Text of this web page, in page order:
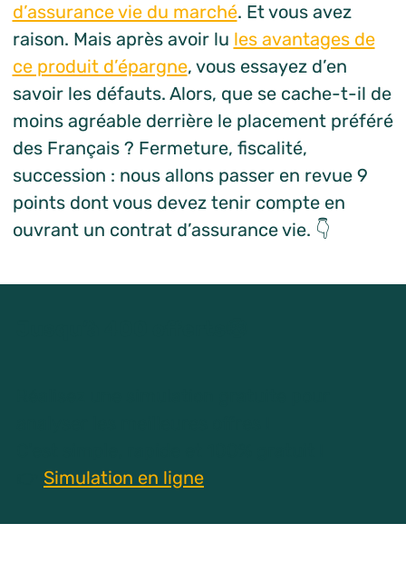
d’assurance vie du marché. Et vous avez
raison. Mais après avoir lu les avantages de
ce produit d’épargne, vous essayez d’en
savoir les défauts. Alors, que se cache-t-il de
moins agréable derrière le placement préféré
des Français ? Fermeture, fiscalité,
succession : nous allons passer en revue 9
points dont vous devez tenir compte en
ouvrant un contrat d’assurance vie. 👇
Simulation en ligne